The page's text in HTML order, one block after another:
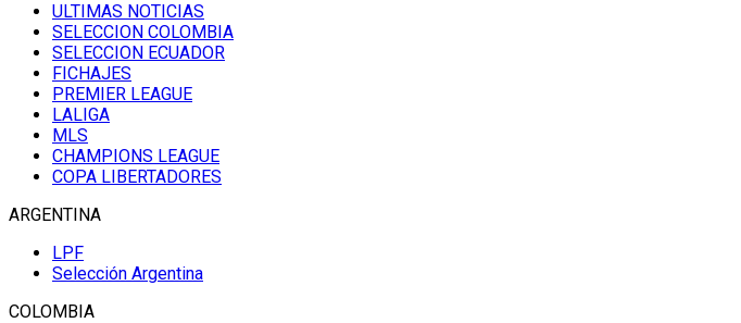
ULTIMAS NOTICIAS
SELECCION COLOMBIA
SELECCION ECUADOR
FICHAJES
PREMIER LEAGUE
LALIGA
MLS
CHAMPIONS LEAGUE
COPA LIBERTADORES
ARGENTINA
LPF
Selección Argentina
COLOMBIA